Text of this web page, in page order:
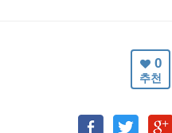
0
추천